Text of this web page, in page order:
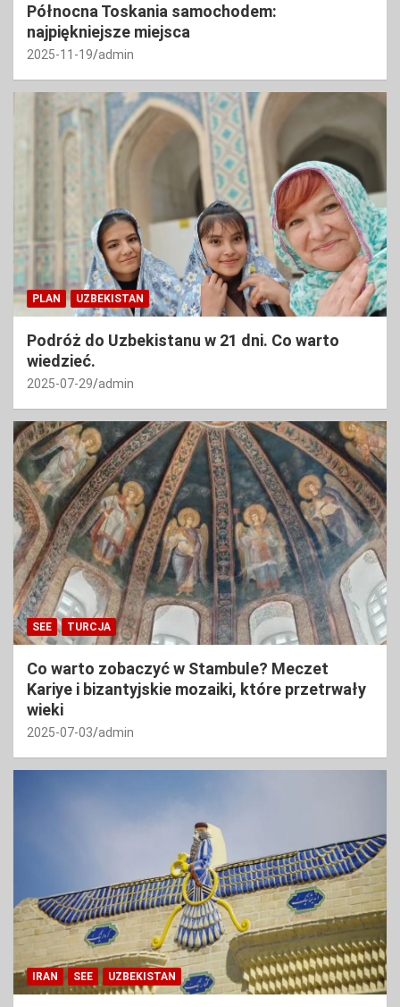
Północna Toskania samochodem:
najpiękniejsze miejsca
2025-11-19 admin
PLAN UZBEKISTAN
Podróż do Uzbekistanu w 21 dni. Co warto
wiedzieć.
2025-07-29 admin
SEE TURCJA
Co warto zobaczyć w Stambule? Meczet
Kariye i bizantyjskie mozaiki, które przetrwały
wieki
2025-07-03 admin
IRAN SEE UZBEKISTAN